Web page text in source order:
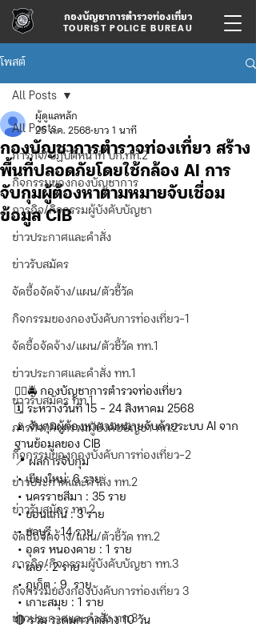
กองบัญชาการตำรวจท่องเที่ยว
TOURIST POLICE BUREAU
โพสต์
All Posts
ภารกิจ/ปฏิบัติหน้าที่ บก.ทท.2
กิจกรรมของกองบัญชาการ
ภารกิจ/กิจกรรมผู้บังคับบัญชา
ข่าวประกาศและคำสั่ง
ข่าวรับสมัคร
จัดซื้อจัดจ้าง/แผน/ตัวชี้วัด
กิจกรรมของกองบังคับการท่องเที่ยว-1
จัดซื้อจัดจ้าง/แผน/ตัวชี้วัด ทท.1
ข่าวประกาศและคำสั่ง ทท.1
ข่าวรับสมัคร ทท.1
ภารกิจ/กิจกรรมผู้บังคับบัญชา ทท.2
กิจกรรมของกองบังคับการท่องเที่ยว-2
ข่าวประกาศและคำสั่ง ทท.2
ข่าวรับสมัคร ทท.2
จัดซื้อจัดจ้าง/แผน/ตัวชี้วัด ทท.2
ภารกิจ/กิจกรรมผู้บังคับบัญชา ทท.3
กิจกรรมของกองบังคับการท่องเที่ยว 3
ข่าวประกาศและคำสั่ง ทท.3
All Posts
กองบัญชาการตำรวจท่องเที่ยว สร้าง
พื้นที่ปลอดภัยโดยใช้กล้อง AI การ
จับกุมผู้ต้องหาตามหมายจับเชื่อม
ข้อมูล CIB
ผู้ดูแลหลัก
25 ส.ค. 2568 ยาว 1 นาที
👮‍♂️🚔 กองบัญชาการตำรวจท่องเที่ยว
🗓️ ระหว่างวันที่ 15 – 24 สิงหาคม 2568
📡 จับกุมผู้ต้องหาตามหมายจับด้วยระบบ AI จาก
ฐานข้อมูลของ CIB
📍 ผลการจับกุม
• เขียงใหม่: 6 ราย
• นครราชสีมา : 35 ราย
• ขอนแก่น : 3 ราย
• ชลบุรี : 14 ราย
• อุดร หนองคาย : 1 ราย
• เลย : 2 ราย
• ภูเก็ต : 9  ราย
• เกาะสมุย : 1 ราย
🔴 รวม ระดมกวาดล้าง 10 วัน